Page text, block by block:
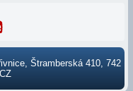
Štramberská 410, 742